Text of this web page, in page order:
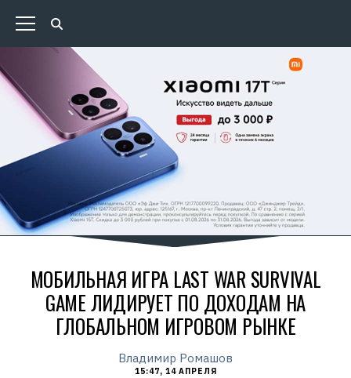
МОБИЛЬНАЯ ИГРА ​LAST WAR SURVIVAL
GAME ЛИДИРУЕТ ПО ДОХОДАМ НА
ГЛОБАЛЬНОМ ИГРОВОМ РЫНКЕ
Владимир Ромашов
15:47, 14 АПРЕЛЯ